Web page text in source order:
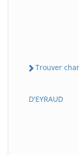
Trouver
D'EYRAUD